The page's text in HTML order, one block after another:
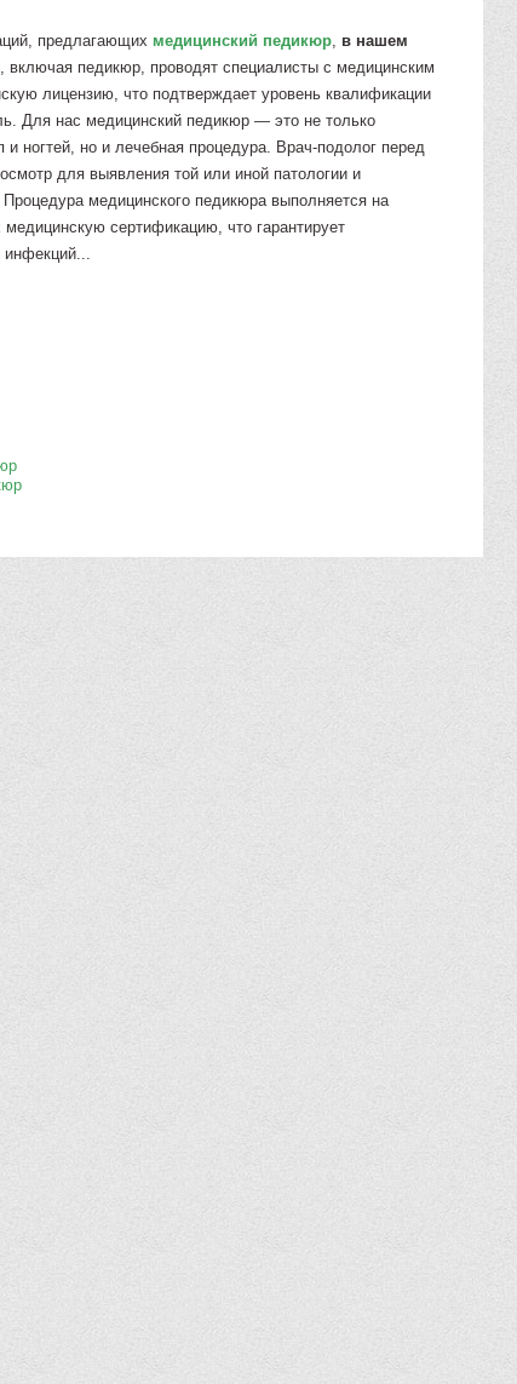
предлагающих медицинский педикюр, в нашем
включая педикюр, проводят специалисты с медицинским
лицензию, что подтверждает уровень квалификации
Для нас медицинский педикюр — это не только
и ногтей, но и лечебная процедура. Врач-подолог перед
для выявления той или иной патологии и
медицинского педикюра выполняется на
сертификацию, что гарантирует
инфекций...